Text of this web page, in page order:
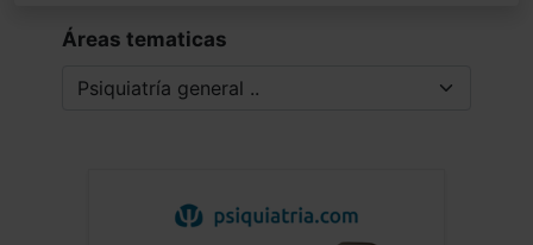
Áreas tematicas